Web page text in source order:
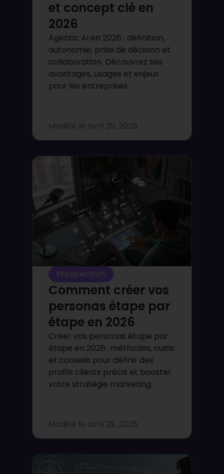
et concept clé en
2026
Agentic AI en 2026 : définition,
autonomie, prise de décision et
collaboration. Découvrez ses
avantages, usages et enjeux
pour les entreprises.
Modifié le avril 29, 2026
Prospection
Comment créer vos
personas étape par
étape en 2026
Créer vos personas étape par
étape en 2026 : méthodes, outils
et conseils pour définir des
profils clients précis et booster
votre stratégie marketing.
Modifié le avril 29, 2026